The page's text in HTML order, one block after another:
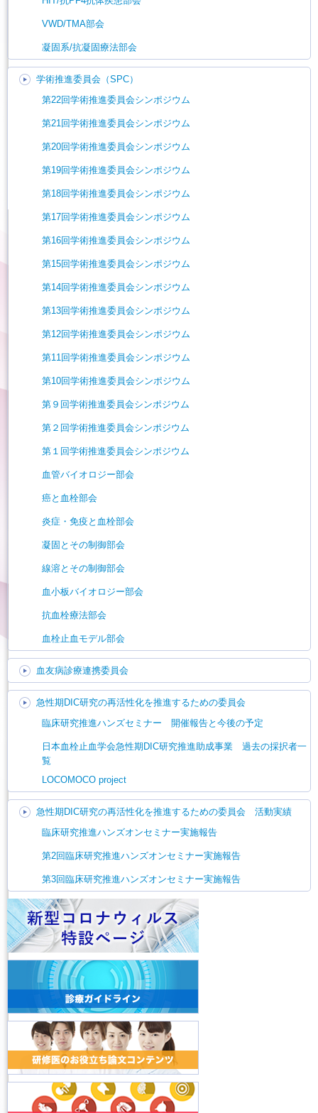
VWD/TMA部会
凝固系/抗凝固療法部会
学術推進委員会（SPC）
第22回学術推進委員会シンポジウム
第21回学術推進委員会シンポジウム
第20回学術推進委員会シンポジウム
第19回学術推進委員会シンポジウム
第18回学術推進委員会シンポジウム
第17回学術推進委員会シンポジウム
第16回学術推進委員会シンポジウム
第15回学術推進委員会シンポジウム
第14回学術推進委員会シンポジウム
第13回学術推進委員会シンポジウム
第12回学術推進委員会シンポジウム
第11回学術推進委員会シンポジウム
第10回学術推進委員会シンポジウム
第９回学術推進委員会シンポジウム
第２回学術推進委員会シンポジウム
第１回学術推進委員会シンポジウム
血管バイオロジー部会
癌と血栓部会
炎症・免疫と血栓部会
凝固とその制御部会
線溶とその制御部会
血小板バイオロジー部会
抗血栓療法部会
血栓止血モデル部会
血友病診療連携委員会
急性期DIC研究の再活性化を推進するための委員会
臨床研究推進ハンズセミナー 開催報告と今後の予定
日本血栓止血学会急性期DIC研究推進助成事業 過去の採択者一
覧
LOCOMOCO project
急性期DIC研究の再活性化を推進するための委員会 活動実績
臨床研究推進ハンズオンセミナー実施報告
第2回臨床研究推進ハンズオンセミナー実施報告
第3回臨床研究推進ハンズオンセミナー実施報告